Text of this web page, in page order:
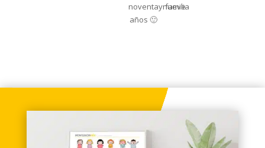
noventaynueve
años 🙂
familia